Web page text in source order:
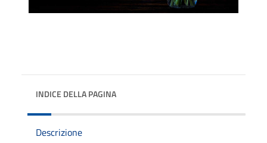
INDICE DELLA PAGINA
Descrizione